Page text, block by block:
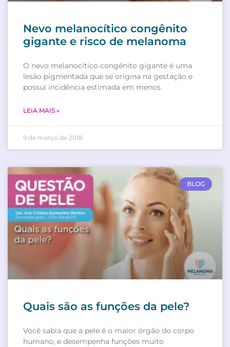
Nevo melanocítico congênito
gigante e risco de melanoma
O nevo melanocítico congênito gigante é uma
lesão pigmentada que se origina na gestação e
possui incidência estimada em menos
LEIA MAIS »
9 de março de 2018
BLOG
Quais são as funções da pele?
Você sabia que a pele é o maior órgão do corpo
humano, e desempenha funções muito